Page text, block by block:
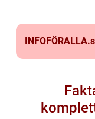
INFOFÖRALLA.